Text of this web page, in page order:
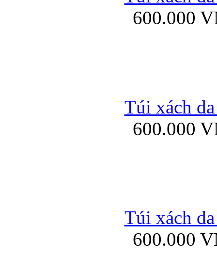
Bao da iPhone 5
600.000
Túi xách
600.000
Túi xách
600.000